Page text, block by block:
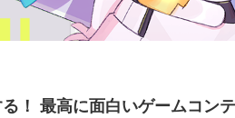
！ 最高に面白いゲームコン